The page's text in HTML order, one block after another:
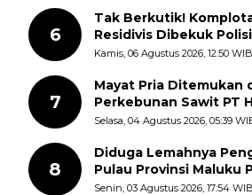
6
Tak Berkutik!
Residivis Dibekuk
Curanmor Di
Kamis, 06 Agustus 2026, 12:50 WIB
7
Mayat Pria Ditemukan
Perkebunan Sawit PT
Polisi Selidiki
Selasa, 04 Agustus 2026, 05:39
8
Diduga Lemahnya
Pulau Provinsi Maluku
Pungli terhadap
Senin, 03 Agustus 2026, 17:54 WIB